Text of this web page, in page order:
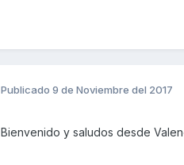
Publicado 9 de Noviembre del 2017
Bienvenido y saludos desde